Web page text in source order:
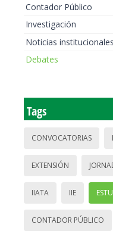
Contador Público
Investigación
Noticias institucionales
Debates
Tags
CONVOCATORIAS
EXTENSIÓN
IIATA IIE
CONTADOR PÚBLICO